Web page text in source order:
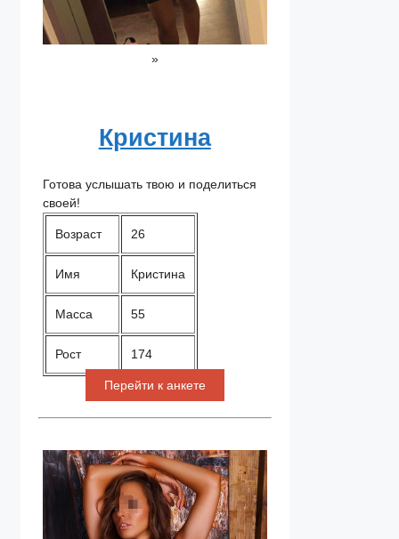
»
Кристина
Готова услышать твою и поделиться
своей!
Возраст 26
Имя Кристина
Масса 55
Рост 174
Перейти к анкете